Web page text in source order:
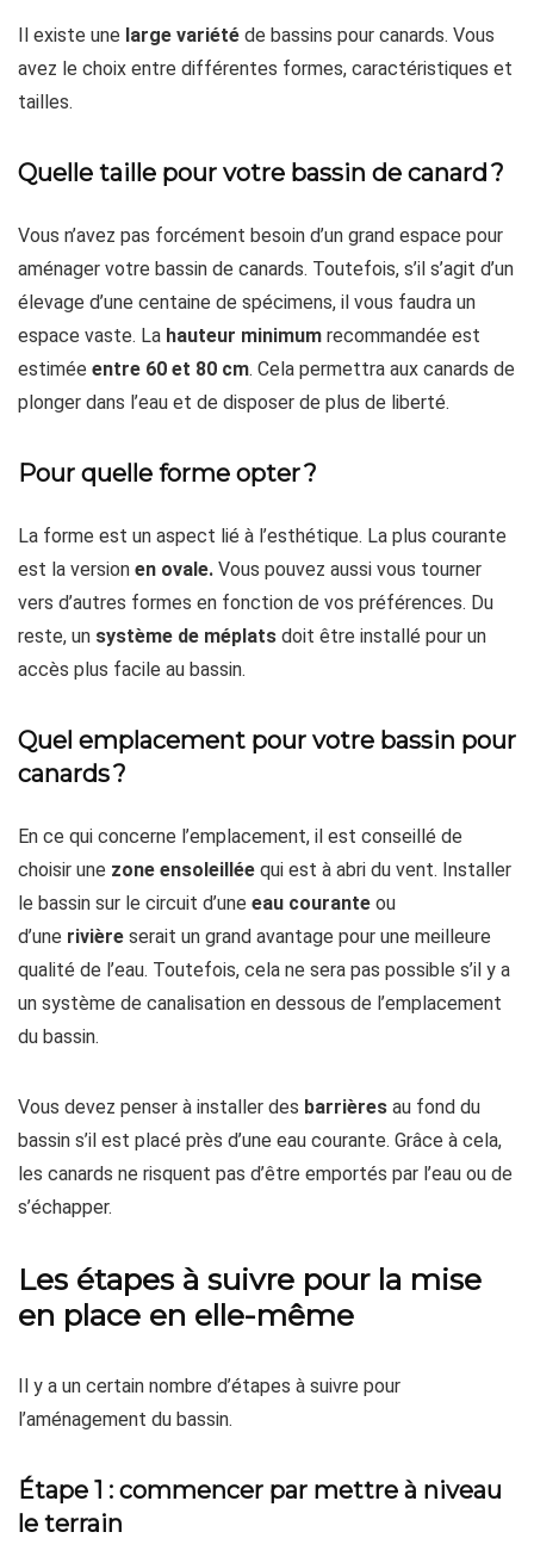
Il existe une large variété de bassins pour canards. Vous
avez le choix entre différentes formes, caractéristiques et
tailles.
Quelle taille pour votre bassin de canard ?
Vous n’avez pas forcément besoin d’un grand espace pour
aménager votre bassin de canards. Toutefois, s’il s’agit d’un
élevage d’une centaine de spécimens, il vous faudra un
espace vaste. La hauteur minimum recommandée est
estimée entre 60 et 80 cm. Cela permettra aux canards de
plonger dans l’eau et de disposer de plus de liberté.
Pour quelle forme opter ?
La forme est un aspect lié à l’esthétique. La plus courante
est la version en ovale. Vous pouvez aussi vous tourner
vers d’autres formes en fonction de vos préférences. Du
reste, un système de méplats doit être installé pour un
accès plus facile au bassin.
Quel emplacement pour votre bassin pour
canards ?
En ce qui concerne l’emplacement, il est conseillé de
choisir une zone ensoleillée qui est à abri du vent. Installer
le bassin sur le circuit d’une eau courante ou
d’une rivière serait un grand avantage pour une meilleure
qualité de l’eau. Toutefois, cela ne sera pas possible s’il y a
un système de canalisation en dessous de l’emplacement
du bassin.
Vous devez penser à installer des barrières au fond du
bassin s’il est placé près d’une eau courante. Grâce à cela,
les canards ne risquent pas d’être emportés par l’eau ou de
s’échapper.
Les étapes à suivre pour la mise
en place en elle-même
Il y a un certain nombre d’étapes à suivre pour
l’aménagement du bassin.
Étape 1 : commencer par mettre à niveau
le terrain